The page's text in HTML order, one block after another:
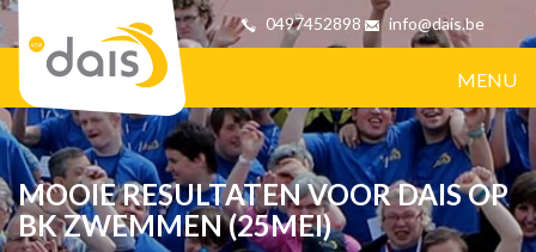
0497452898 info@dais.be
MENU
MOOIE RESULTATEN VOOR DAIS OP
BK ZWEMMEN (25MEI)